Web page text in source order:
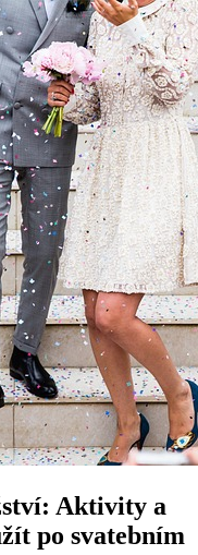
Aktivity a
po svatebním